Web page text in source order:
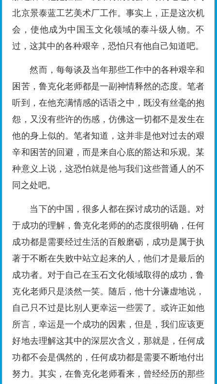
北京景泰蓝工艺美术厂工作。事实上，正是这次机
会，使他成为中国玉文化领域的泰斗级人物。不
过，这其中的各种艰辛，恐怕只有他自己知道吧。
然而，每每谈及当年那些工作中的各种艰辛和
困苦，鲁克化老师都是一副神情释然的态度。笔者
听到，在他充满情感的话语之中，既没有丝毫的抱
怨，又没有些许的伤感，仿佛这一切都不是发生在
他的身上似的。笔者知道，这并非是他对过去的艰
辛和困苦的回避，而是来自心底的豁达和乐观。某
种意义上说，这恐怕就是他与我们这些普通人的不
同之处吧。
当下的中国，很多人都在探讨成功的话题。对
于成功的理解，鲁克化老师的的态度很明确，任何
成功都是需要经过生活的百般磨砺，成功是属于执
著于不断在失败中站立起来的人，他们才是最后的
成功者。对于自己在玉石文化领域取得的成功，鲁
克化老师只是淡然一笑。随后，他十分谦虚地说，
自己只不过是比别人更幸运一些罢了。或许正如他
所言，幸运是一个成功的因素，但是，我们应该更
好地去理解这其中的深层次含义，那就是，任何成
功都不会是偶然的，任何成功都是需要不断地付出
努力。其实，在鲁克化老师看来，曾经经历的那些